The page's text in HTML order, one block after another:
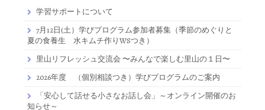
学習サポートについて
7月12日(土）学びプログラム参加者募集（季節のめぐりと
夏の食養生 水キムチ作りWSつき）
里山リフレッシュ交流会 〜みんなで楽しむ里山の１日〜
2026年度 （個別相談つき）学びプログラムのご案内
「安心して話せる小さなお話し会」～オンライン開催のお
知らせ～